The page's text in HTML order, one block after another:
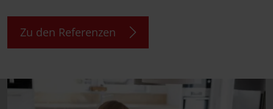
Zu den Referenzen